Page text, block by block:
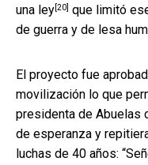
una ley[20] que limitó
de guerra y de lesa
El proyecto fue
movilización lo que
presidenta de Abuelas
de esperanza y
luchas de 40 años: